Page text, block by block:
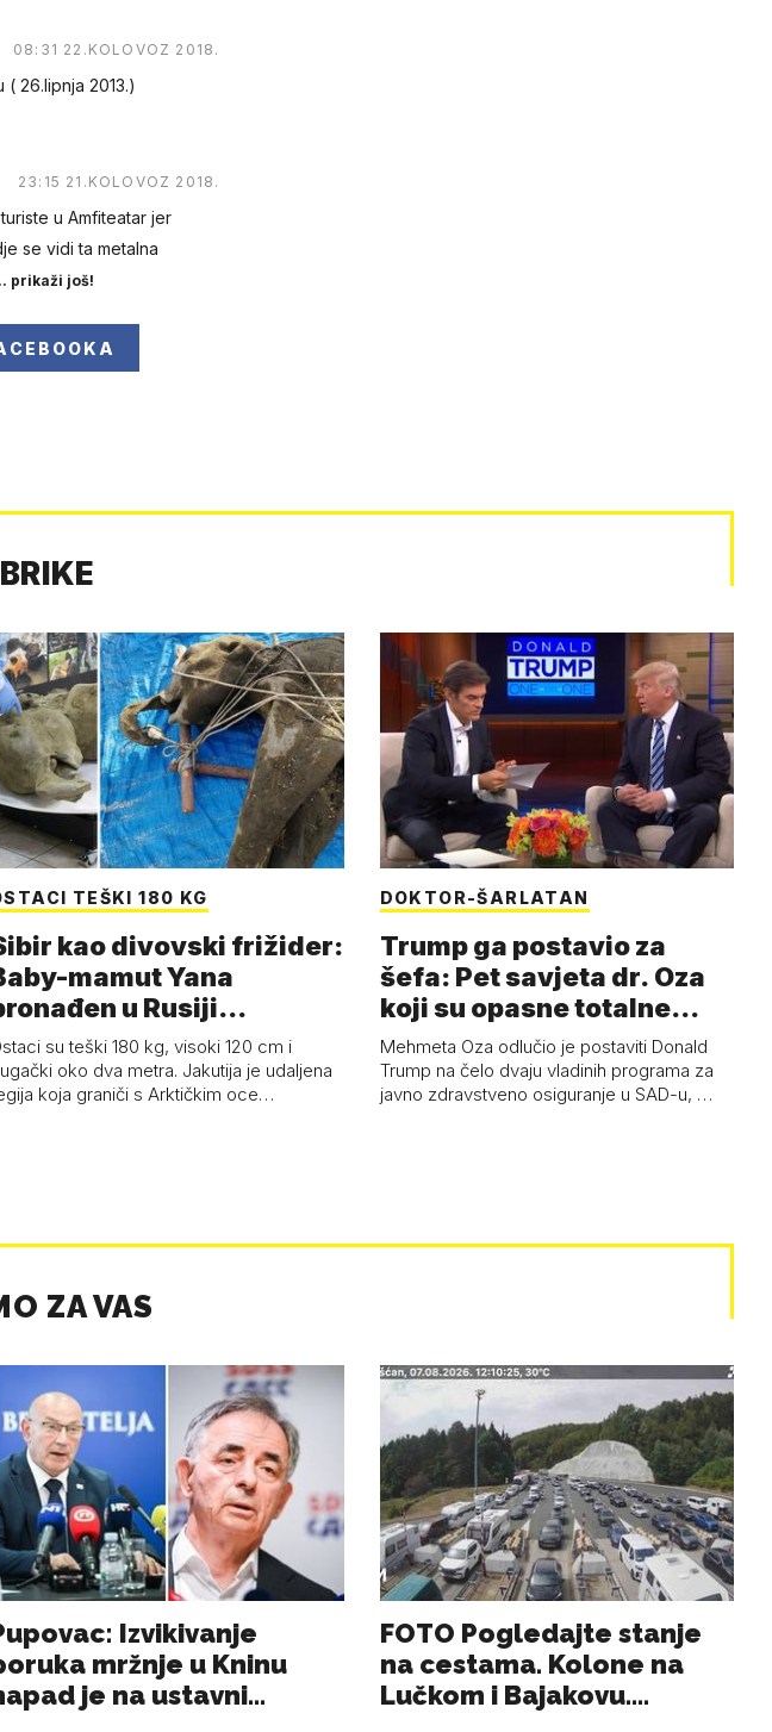
08:31 22.KOLOVOZ 2018.
26.lipnja 2013.)
23:15 21.KOLOVOZ 2018.
u Amfiteatar jer
se vidi ta metalna
prikaži još!
TEŠKI 180 KG
kao divovski frižider:
mamut Yana
u Rusiji
je…
su teški 180 kg, visoki 120 cm i
oko dva metra. Jakutija je udaljena
koja graniči s Arktičkim oce…
DOKTOR-ŠARLATAN
Trump ga postavio za
šefa: Pet savjeta dr. Oza
koji su opasne totalne
budalašti…
Mehmeta Oza odlučio je postaviti Donald
Trump na čelo dvaju vladinih programa za
javno zdravstveno osiguranje u SAD-u, …